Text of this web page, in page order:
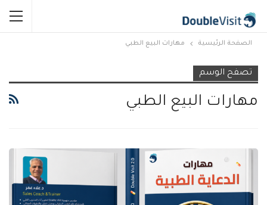
الصفحة الرئيسية مهارات البيع الطبي
تصفح الوسم
مهارات البيع الطبي